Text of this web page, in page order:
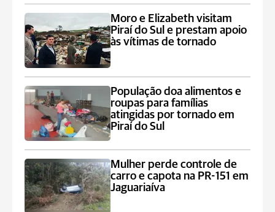
Moro e Elizabeth visitam
Piraí do Sul e prestam apoio
às vítimas de tornado
População doa alimentos e
roupas para famílias
atingidas por tornado em
Piraí do Sul
Mulher perde controle de
carro e capota na PR-151 em
Jaguariaíva